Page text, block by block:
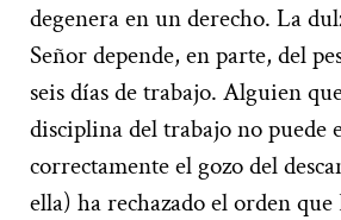
degenera en un derecho. La
Señor depende, en parte, del
seis días de trabajo. Alguien
disciplina del trabajo no puede
correctamente el gozo del
ella) ha rechazado el orden